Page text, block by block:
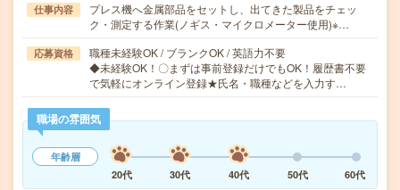
仕事内容
プレス機へ金属部品をセットし、出てきた製品をチェッ
ク・測定する作業(ノギス・マイクロメーター使用)※…
応募資格
職種未経験OK / ブランクOK / 英語力不要
◆未経験OK！〇まずは事前登録だけでもOK！履歴書不要
で気軽にオンライン登録★氏名・職種などを入力す…
職場の雰囲気
年齢層
20代
30代 40代 50代 60代